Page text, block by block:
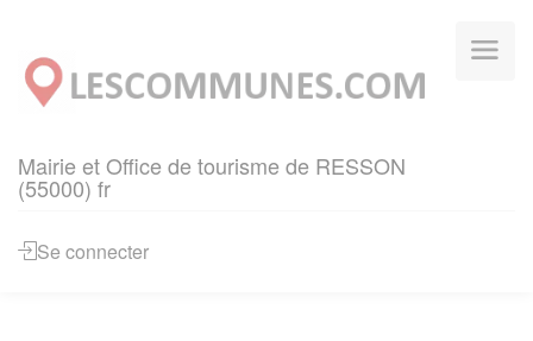
Mairie et Office de tourisme de RESSON
(55000) fr
Se connecter